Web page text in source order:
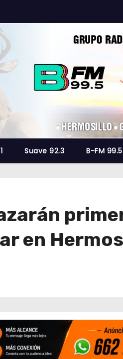
Suave 92.3 B-FM 99.5
en